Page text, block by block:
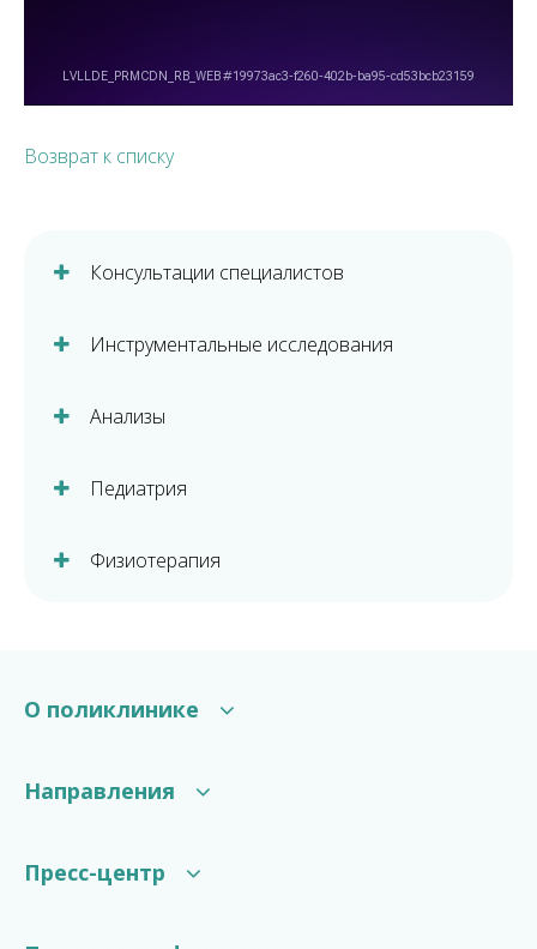
Возврат к списку
Консультации специалистов
Инструментальные исследования
Анализы
Педиатрия
Физиотерапия
О поликлинике
Галерея
Направления
Инструментальные исследования
Пресс-центр